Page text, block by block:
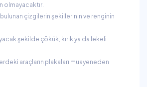
olmayacaktır.
bulunan çizgilerin şekillerinin ve renginin
şekilde çökük, kırık ya da lekeli
araçların plakaları muayeneden